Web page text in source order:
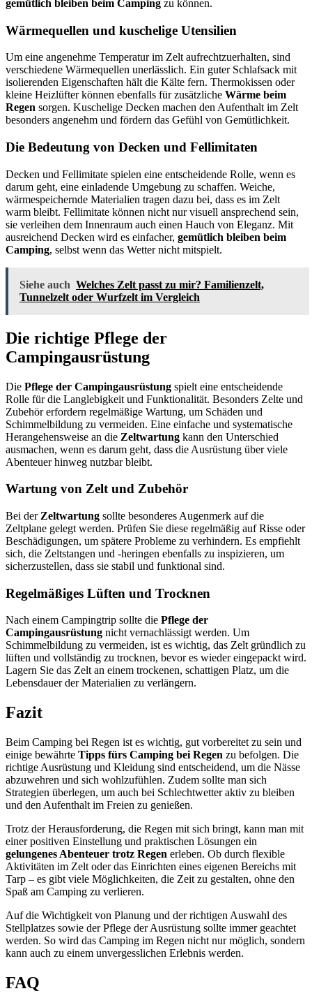
gemütlich bleiben beim Camping zu können.
Wärmequellen und kuschelige Utensilien
Um eine angenehme Temperatur im Zelt aufrechtzuerhalten, sind
verschiedene Wärmequellen unerlässlich. Ein guter Schlafsack mit
isolierenden Eigenschaften hält die Kälte fern. Thermokissen oder
kleine Heizlüfter können ebenfalls für zusätzliche Wärme beim
Regen sorgen. Kuschelige Decken machen den Aufenthalt im Zelt
besonders angenehm und fördern das Gefühl von Gemütlichkeit.
Die Bedeutung von Decken und Fellimitaten
Decken und Fellimitate spielen eine entscheidende Rolle, wenn es
darum geht, eine einladende Umgebung zu schaffen. Weiche,
wärmespeichernde Materialien tragen dazu bei, dass es im Zelt
warm bleibt. Fellimitate können nicht nur visuell ansprechend sein,
sie verleihen dem Innenraum auch einen Hauch von Eleganz. Mit
ausreichend Decken wird es einfacher, gemütlich bleiben beim
Camping, selbst wenn das Wetter nicht mitspielt.
Siehe auch Welches Zelt passt zu mir? Familienzelt,
Tunnelzelt oder Wurfzelt im Vergleich
Die richtige Pflege der
Campingausrüstung
Die Pflege der Campingausrüstung spielt eine entscheidende
Rolle für die Langlebigkeit und Funktionalität. Besonders Zelte und
Zubehör erfordern regelmäßige Wartung, um Schäden und
Schimmelbildung zu vermeiden. Eine einfache und systematische
Herangehensweise an die Zeltwartung kann den Unterschied
ausmachen, wenn es darum geht, dass die Ausrüstung über viele
Abenteuer hinweg nutzbar bleibt.
Wartung von Zelt und Zubehör
Bei der Zeltwartung sollte besonderes Augenmerk auf die
Zeltplane gelegt werden. Prüfen Sie diese regelmäßig auf Risse oder
Beschädigungen, um spätere Probleme zu verhindern. Es empfiehlt
sich, die Zeltstangen und -heringen ebenfalls zu inspizieren, um
sicherzustellen, dass sie stabil und funktional sind.
Regelmäßiges Lüften und Trocknen
Nach einem Campingtrip sollte die Pflege der
Campingausrüstung nicht vernachlässigt werden. Um
Schimmelbildung zu vermeiden, ist es wichtig, das Zelt gründlich zu
lüften und vollständig zu trocknen, bevor es wieder eingepackt wird.
Lagern Sie das Zelt an einem trockenen, schattigen Platz, um die
Lebensdauer der Materialien zu verlängern.
Fazit
Beim Camping bei Regen ist es wichtig, gut vorbereitet zu sein und
einige bewährte Tipps fürs Camping bei Regen zu befolgen. Die
richtige Ausrüstung und Kleidung sind entscheidend, um die Nässe
abzuwehren und sich wohlzufühlen. Zudem sollte man sich
Strategien überlegen, um auch bei Schlechtwetter aktiv zu bleiben
und den Aufenthalt im Freien zu genießen.
Trotz der Herausforderung, die Regen mit sich bringt, kann man mit
einer positiven Einstellung und praktischen Lösungen ein
gelungenes Abenteuer trotz Regen erleben. Ob durch flexible
Aktivitäten im Zelt oder das Einrichten eines eigenen Bereichs mit
Tarp – es gibt viele Möglichkeiten, die Zeit zu gestalten, ohne den
Spaß am Camping zu verlieren.
Auf die Wichtigkeit von Planung und der richtigen Auswahl des
Stellplatzes sowie der Pflege der Ausrüstung sollte immer geachtet
werden. So wird das Camping im Regen nicht nur möglich, sondern
kann auch zu einem unvergesslichen Erlebnis werden.
FAQ